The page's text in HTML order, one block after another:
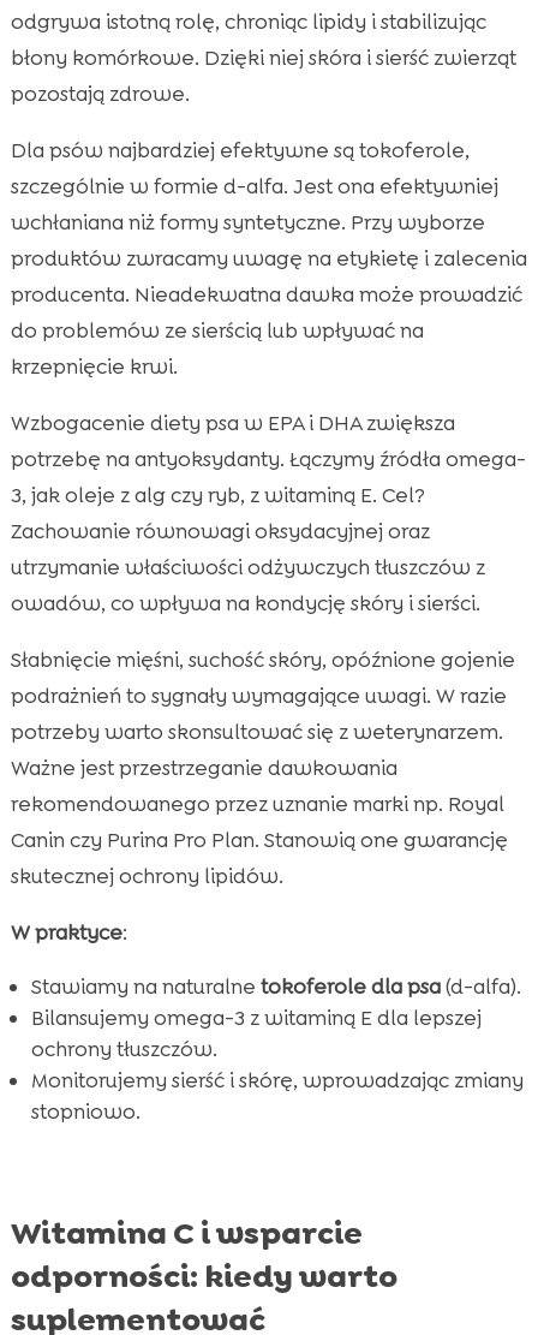
odgrywa istotną rolę, chroniąc lipidy i stabilizując
błony komórkowe. Dzięki niej skóra i sierść zwierząt
pozostają zdrowe.
Dla psów najbardziej efektywne są tokoferole,
szczególnie w formie d-alfa. Jest ona efektywniej
wchłaniana niż formy syntetyczne. Przy wyborze
produktów zwracamy uwagę na etykietę i zalecenia
producenta. Nieadekwatna dawka może prowadzić
do problemów ze sierścią lub wpływać na
krzepnięcie krwi.
Wzbogacenie diety psa w EPA i DHA zwiększa
potrzebę na antyoksydanty. Łączymy źródła omega-
3, jak oleje z alg czy ryb, z witaminą E. Cel?
Zachowanie równowagi oksydacyjnej oraz
utrzymanie właściwości odżywczych tłuszczów z
owadów, co wpływa na kondycję skóry i sierści.
Słabnięcie mięśni, suchość skóry, opóźnione gojenie
podrażnień to sygnały wymagające uwagi. W razie
potrzeby warto skonsultować się z weterynarzem.
Ważne jest przestrzeganie dawkowania
rekomendowanego przez uznanie marki np. Royal
Canin czy Purina Pro Plan. Stanowią one gwarancję
skutecznej ochrony lipidów.
W praktyce:
Stawiamy na naturalne tokoferole dla psa(d-alfa).
Bilansujemy omega-3 z witaminą E dla lepszej
ochrony tłuszczów.
Monitorujemy sierść i skórę, wprowadzając zmiany
stopniowo.
Witamina C i wsparcie
odporności: kiedy warto
suplementować